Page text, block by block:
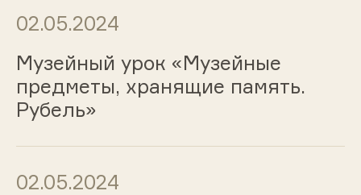
02.05.2024
Музейный урок «Музейные
предметы, хранящие память.
Рубель»
02.05.2024